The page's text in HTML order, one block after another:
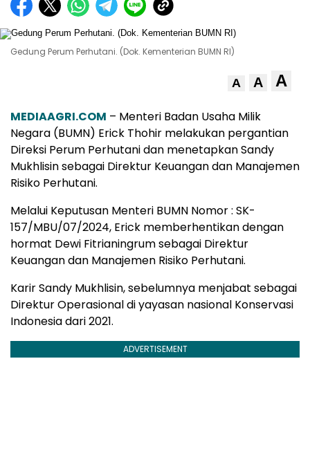
Gedung Perum Perhutani. (Dok. Kementerian BUMN RI)
A A A
MEDIAAGRI.COM – Menteri Badan Usaha Milik
Negara (BUMN) Erick Thohir melakukan pergantian
Direksi Perum Perhutani dan menetapkan Sandy
Mukhlisin sebagai Direktur Keuangan dan Manajemen
Risiko Perhutani.
Melalui Keputusan Menteri BUMN Nomor : SK-
157/MBU/07/2024, Erick memberhentikan dengan
hormat Dewi Fitrianingrum sebagai Direktur
Keuangan dan Manajemen Risiko Perhutani.
Karir Sandy Mukhlisin, sebelumnya menjabat sebagai
Direktur Operasional di yayasan nasional Konservasi
Indonesia dari 2021.
ADVERTISEMENT